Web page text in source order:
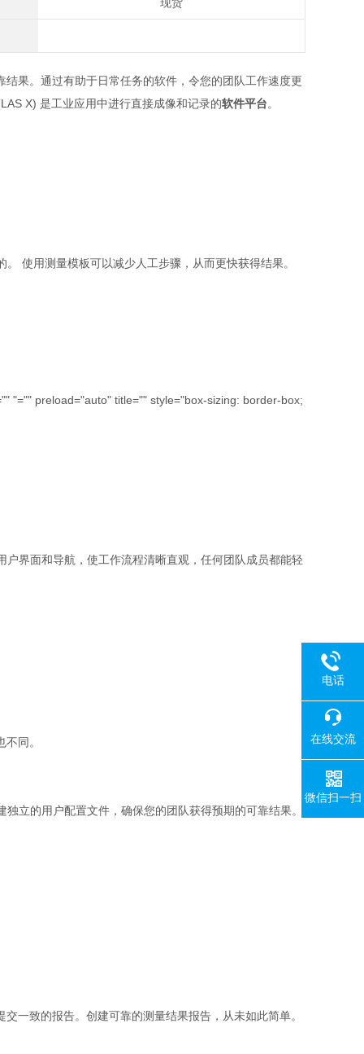
果。通过有助于日常任务的软件，令您的团队工作速度更
X) 是工业应用中进行直接成像和记录的软件平台。
使用测量模板可以减少人工步骤，从而更快获得结果。
"="" preload="auto" title="" style="box-sizing: border-box;
界面和导航，使工作流程清晰直观，任何团队成员都能轻
同。
立的用户配置文件，确保您的团队获得预期的可靠结果。
一致的报告。创建可靠的测量结果报告，从未如此简单。
电话
在线交流
微信扫一扫